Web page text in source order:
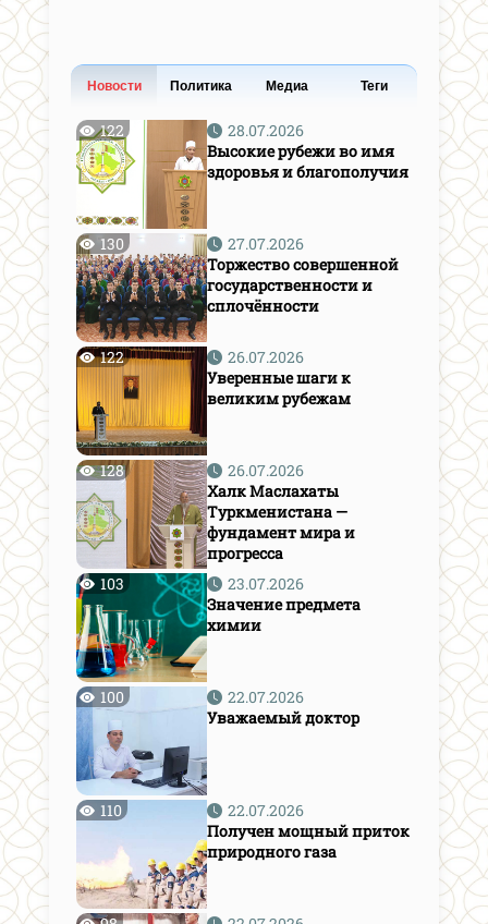
Новости Политика Медиа Теги
122
28.07.2026
Высокие рубежи во имя
здоровья и благополучия
130
27.07.2026
Торжество совершенной
государственности и
сплочённости
122
26.07.2026
Уверенные шаги к
великим рубежам
128
26.07.2026
Халк Маслахаты
Туркменистана —
фундамент мира и
прогресса
103
23.07.2026
Значение предмета
химии
100
22.07.2026
Уважаемый доктор
110
22.07.2026
Получен мощный приток
природного газа